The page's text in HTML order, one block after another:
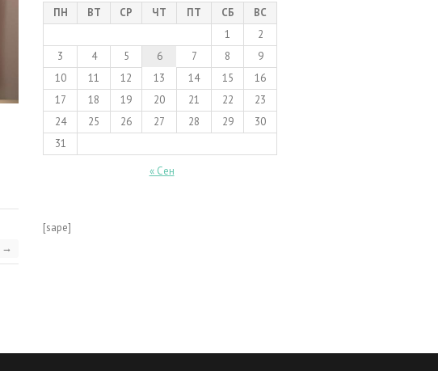
→
ПН ВТ СР ЧТ ПТ СБ
ВС
1
2
3
4 5 6 7 8
9
10
11 12 13 14 15
16
17
18 19 20 21 22
23
24
25 26 27 28 29
30
31
« Сен
[sape]